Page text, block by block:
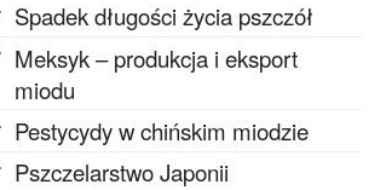
Spadek długości życia pszczół
Meksyk – produkcja i eksport
miodu
Pestycydy w chińskim miodzie
Pszczelarstwo Japonii